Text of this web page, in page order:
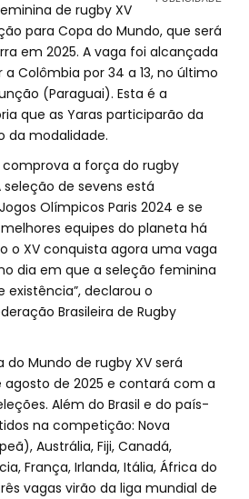
de rugby XV
para Copa do Mundo, que será
em 2025. A vaga foi alcançada
a Colômbia por 34 a 13, no último
(Paraguai). Esta é a
que as Yaras participarão da
da modalidade.
comprova a força do rugby
de sevens está
Olímpicos Paris 2024 e se
equipes do planeta há
o XV conquista agora uma vaga
dia em que a seleção feminina
declarou o
Brasileira de Rugby
do Mundo de rugby XV será
de 2025 e contará com a
Além do Brasil e do país-
na competição: Nova
Austrália, Fiji, Canadá,
França, Irlanda, Itália, África do
vagas virão da liga mundial de